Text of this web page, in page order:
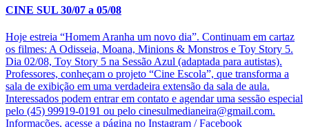
CINE SUL 30/07 a 05/08
Hoje estreia “Homem Aranha um novo dia”. Continuam em cartaz
os filmes: A Odisseia, Moana, Minions & Monstros e Toy Story 5.
Dia 02/08, Toy Story 5 na Sessão Azul (adaptada para autistas).
Professores, conheçam o projeto “Cine Escola”, que transforma a
sala de exibição em uma verdadeira extensão da sala de aula.
Interessados podem entrar em contato e agendar uma sessão especial
pelo (45) 99919-0191 ou pelo cinesulmedianeira@gmail.com.
Informações, acesse a página no Instagram / Facebook